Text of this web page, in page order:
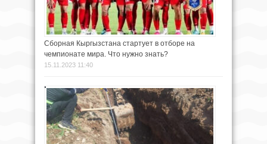
Сборная Кыргызстана стартует в отборе на
чемпионате мира. Что нужно знать?
15.11.2023 11:40